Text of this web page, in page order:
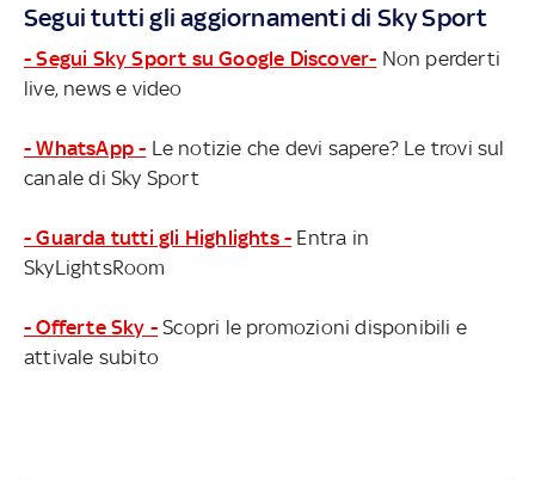
Segui tutti gli aggiornamenti di Sky Sport
- Segui Sky Sport su Google Discover- Non perderti
live, news e video
- WhatsApp - Le notizie che devi sapere? Le trovi sul
canale di Sky Sport
- Guarda tutti gli Highlights - Entra in
SkyLightsRoom
- Offerte Sky - Scopri le promozioni disponibili e
attivale subito